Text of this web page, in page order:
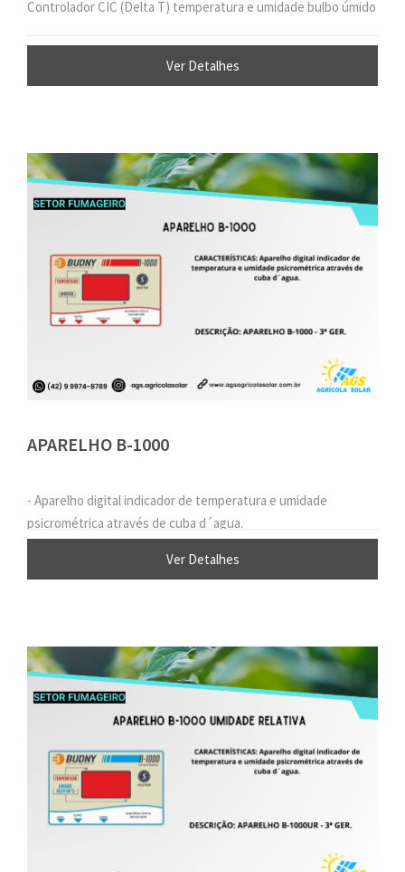
Controlador CIC (Delta T) temperatura e umidade bulbo úmido
Ver Detalhes
APARELHO B-1000
- Aparelho digital indicador de temperatura e umidade
psicrométrica através de cuba d´agua.
Ver Detalhes